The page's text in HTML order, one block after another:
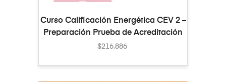
AÑADIR AL CARRITO
Curso Calificación Energética CEV 2 –
Preparación Prueba de Acreditación
$216.886